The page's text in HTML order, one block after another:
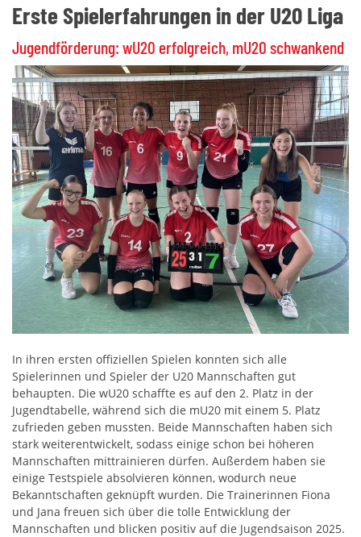
Erste Spielerfahrungen in der U20 Liga
Jugendförderung: wU20 erfolgreich, mU20 schwankend
In ihren ersten offiziellen Spielen konnten sich alle
Spielerinnen und Spieler der U20 Mannschaften gut
behaupten. Die wU20 schaffte es auf den 2. Platz in der
Jugendtabelle, während sich die mU20 mit einem 5. Platz
zufrieden geben mussten. Beide Mannschaften haben sich
stark weiterentwickelt, sodass einige schon bei höheren
Mannschaften mittrainieren dürfen. Außerdem haben sie
einige Testspiele absolvieren können, wodurch neue
Bekanntschaften geknüpft wurden. Die Trainerinnen Fiona
und Jana freuen sich über die tolle Entwicklung der
Mannschaften und blicken positiv auf die Jugendsaison 2025.